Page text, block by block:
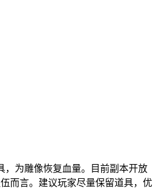
，为雕像恢复血量。目前副本开放
而言。建议玩家尽量保留道具，优